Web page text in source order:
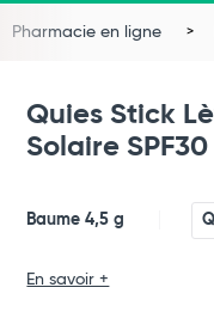
Pharmacie en ligne
Quies Stick
Solaire
Baume 4,5 g
En savoir +